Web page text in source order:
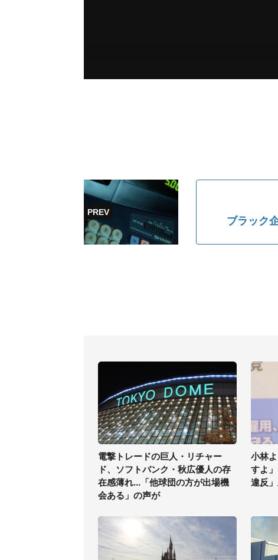
ブラック
電撃トレードの巨人・リチャー
ド、ソフトバンク・秋広優人の存
在感薄れ...「他球団の方が出場機
会ある」の声が
小林
すよ
違反